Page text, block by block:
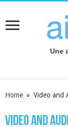
Une
Home » Video and
Video and